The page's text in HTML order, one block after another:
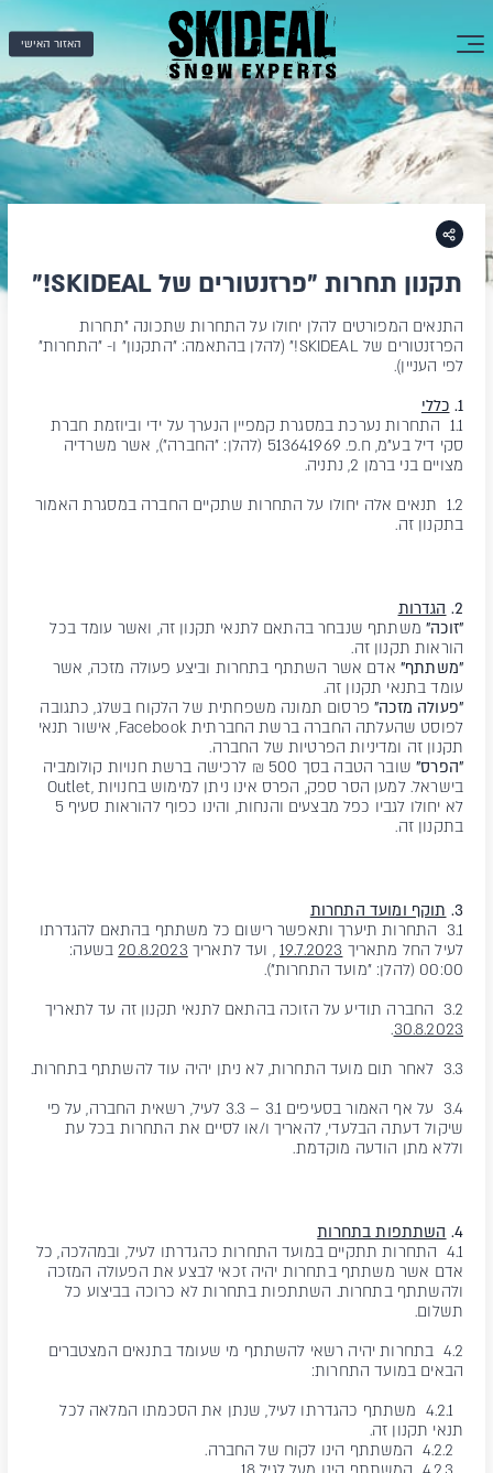
האזור האישי
תקנון תחרות "פרזנטורים של SKIDEAL!"
התנאים המפורטים להלן יחולו על התחרות שתכונה "תחרות
הפרזנטורים של SKIDEAL!" (להלן בהתאמה: "התקנון" ו- "התחרות"
לפי העניין).
1. כללי
1.1 התחרות נערכת במסגרת קמפיין הנערך על ידי וביוזמת חברת
סקי דיל בע"מ, ח.פ. 513641969 (להלן: "החברה"), אשר משרדיה
מצויים בני ברמן 2, נתניה.
1.2 תנאים אלה יחולו על התחרות שתקיים החברה במסגרת האמור
בתקנון זה.
2. הגדרות
"זוכה"משתתף שנבחר בהתאם לתנאי תקנון זה, ואשר עומד בכל
הוראות תקנון זה.
"משתתף" אדם אשר השתתף בתחרות וביצע פעולה מזכה, אשר
עומד בתנאי תקנון זה.
"פעולה מזכה"פרסום תמונה משפחתית של הלקוח בשלג, כתגובה
לפוסט שהעלתה החברה ברשת החברתית Facebook, אישור תנאי
תקנון זה ומדיניות הפרטיות של החברה.
"הפרס"
שובר הטבה בסך 500 ₪ לרכישה ברשת חנויות קולומביה
בישראל. למען הסר ספק, הפרס אינו ניתן למימוש בחנויות ,Outlet
לא יחולו לגביו כפל מבצעים והנחות, והינו כפוף להוראות סעיף 5
בתקנון זה.
3. תוקף ומועד התחרות
3.1 התחרות תיערך ותאפשר רישום כל משתתף בהתאם להגדרתו
לעיל החל מתאריך 19.7.2023 , ועד לתאריך 20.8.2023 בשעה:
00:00 (להלן: "מועד התחרות").
3.2 החברה תודיע על הזוכה בהתאם לתנאי תקנון זה עד לתאריך
30.8.2023
.
3.3 לאחר תום מועד התחרות, לא ניתן יהיה עוד להשתתף בתחרות.
3.4 על אף האמור בסעיפים 3.1 – 3.3 לעיל, רשאית החברה, על פי
שיקול דעתה הבלעדי, להאריך ו/או לסיים את התחרות בכל עת
וללא מתן הודעה מוקדמת.
4. השתתפות בתחרות
4.1 התחרות תתקיים במועד התחרות כהגדרתו לעיל, ובמהלכה, כל
אדם אשר משתתף בתחרות יהיה זכאי לבצע את הפעולה המזכה
ולהשתתף בתחרות. השתתפות בתחרות לא כרוכה בביצוע כל
תשלום.
4.2 בתחרות יהיה רשאי להשתתף מי שעומד בתנאים המצטברים
הבאים במועד התחרות:
4.2.1 משתתף כהגדרתו לעיל, שנתן את הסכמתו המלאה לכל
תנאי תקנון זה.